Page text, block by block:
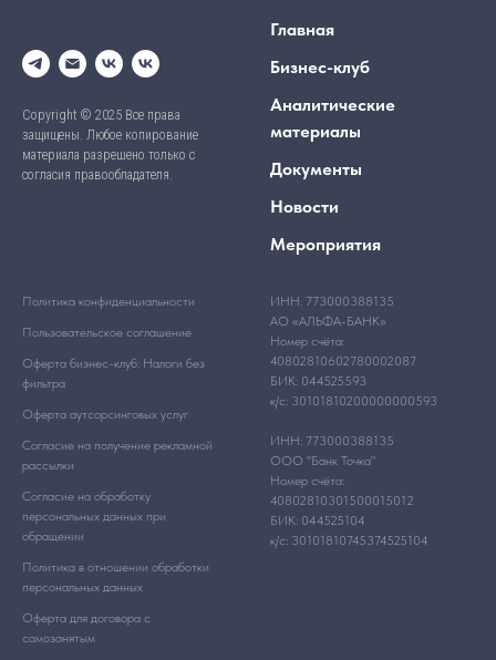
Copyright © 2025 Все права
защищены. Любое копирование
материала разрешено только с
согласия правообладателя.
Главная
Бизнес-клуб
Аналитические
материалы
Документы
Новости
Мероприятия
Политика конфиденциальности
Пользовательское соглашение
Оферта бизнес-клуб: Налоги без
фильтра
Оферта аутсорсинговых услуг
Согласие на получение рекламной
рассылки
Согласие на обработку
персональных данных при
обращении
Политика в отношении обработки
персональных данных
Оферта для договора с
самозанятым
ИНН: 773000388135
АО «АЛЬФА-БАНК»
Номер счёта:
40802810602780002087
БИК: 044525593
к/с: 30101810200000000593
ИНН: 773000388135
ООО "Банк Точка"
Номер счёта:
40802810301500015012
БИК: 044525104
к/с: 30101810745374525104